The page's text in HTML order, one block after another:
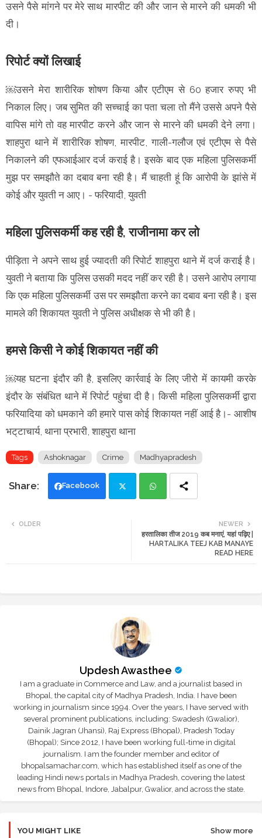
उसने पैसे मांगने पर मेरे साथ मारपीट की और जान से मारने की धमकी भी
दी।
रिपोर्ट क्यों लिखाई
￼उसने मेरा शारीरिक शोषण किया और एटीएम से 60 हजार रुपए भी
निकाल लिए। जब सुमित की सच्चाई का पता चला तो मैंने उससे अपने पैसे
वापिस मांगे तो वह मारपीट करने और जान से मारने की धमकी देने लगा।
शाहपुरा थाने में शारीरिक शोषण, मारपीट, गाली-गलौज एवं एटीएम से पैसे
निकालने की एफआईआर दर्ज कराई है। इसके बाद एक महिला पुलिसकर्मी
मुझ पर समझौते का दबाव बना रही है। मैं चाहती हूं कि आरोपी के झांसे में
कोई और युवती न आए। - फरियादी, युवती
महिला पुलिसकर्मी कह रही है, राजीनामा कर लो
पीड़िता ने अपने साथ हुई ज्यादती की रिपोर्ट शाहपुरा थाने में दर्ज कराई है।
युवती ने बताया कि पुलिस उसकी मदद नहीं कर रही है। उसने आरोप लगाया
कि एक महिला पुलिसकर्मी उस पर समझौता करने का दबाव बना रही है। इस
मामले की शिकायत युवती ने पुलिस अधीक्षक से भी की है।
हमसे किसी ने कोई शिकायत नहीं की
￼यह घटना इंदौर की है, इसलिए कार्रवाई के लिए जीरो में कायमी करके
इंदौर के संबंधित थाने में रिपोर्ट पहुंचा दी है। किसी महिला पुलिसकर्मी द्वारा
फरियादिया को धमकाने की हमारे पास कोई शिकायत नहीं आई है।- आशीष
भट्‌टाचार्य, थाना प्रभारी, शाहपुरा थाना
Tags Ashoknagar Crime Madhyapradesh
Facebook
ats
NEWER
हरतालिका तीज 2019 कब मनाएं, यहां पढ़िए |
HARTALIKA TEEJ KAB MANAYE
READ HERE
OLDER
Updesh Awasthee
I am a graduate in Commerce and Law, and a journalist based in
Bhopal, the capital city of Madhya Pradesh, India. I have been
working in journalism since 1994. Over the years, I have served with
several prominent publications, including: Swadesh (Gwalior),
Dainik Jagran (Jhansi), Raj Express (Bhopal), Pradesh Today
(Bhopal); Since 2012, I have been working full-time in digital
journalism. I am the founder member and editor of
bhopalsamachar.com, which has established itself as one of the
leading Hindi news portals in Madhya Pradesh, covering the latest
news from Bhopal, Indore, Jabalpur, Gwalior, and across the state.
YOU MIGHT LIKE Show more